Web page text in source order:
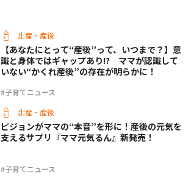
出産・産後
#子育てニュース
【あなたにとって“産後”って、いつまで？】意
識と身体ではギャップあり!? ママが認識して
いない“かくれ産後”の存在が明らかに！
出産・産後
#子育てニュース
ピジョンがママの“本音”を形に！産後の元気を
支えるサプリ『ママ元気るん』新発売！